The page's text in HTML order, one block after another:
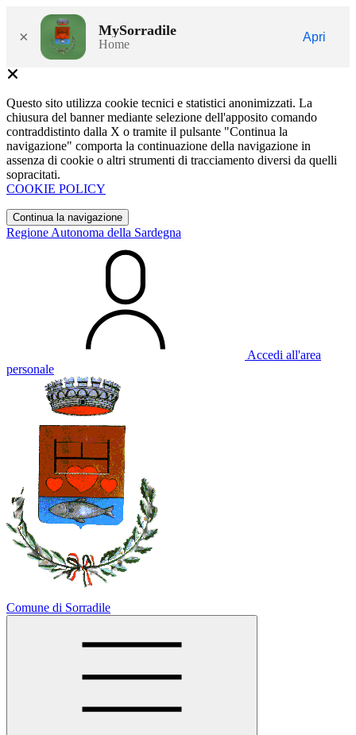
× MySorradile
Home
Apri
Questo sito utilizza cookie tecnici e statistici anonimizzati. La
chiusura del banner mediante selezione dell'apposito comando
contraddistinto dalla X o tramite il pulsante "Continua la
navigazione" comporta la continuazione della navigazione in
assenza di cookie o altri strumenti di tracciamento diversi da quelli
sopracitati.
COOKIE POLICY
Continua la navigazione
Regione Autonoma della Sardegna
Accedi all'area
personale
Comune di Sorradile